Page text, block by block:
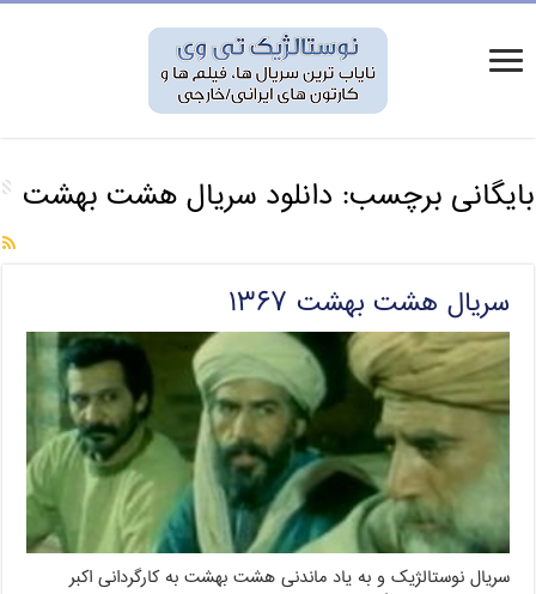
بایگانی برچسب: دانلود سریال هشت بهشت
سریال هشت بهشت ۱۳۶۷
سریال نوستالژیک و به یاد ماندنی هشت بهشت به کارگردانی اکبر